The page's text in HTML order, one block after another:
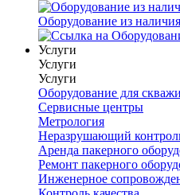
Оборудование из
Услуги
Услуги
Услуги
Оборудование для
Сервисные центры
Метрология
Неразрушающий
Аренда пакерного
Ремонт пакерного
Инженерное